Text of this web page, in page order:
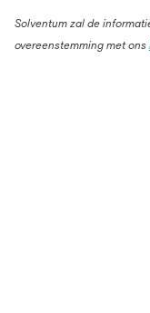
Solventum zal de
overeenstemming met ons